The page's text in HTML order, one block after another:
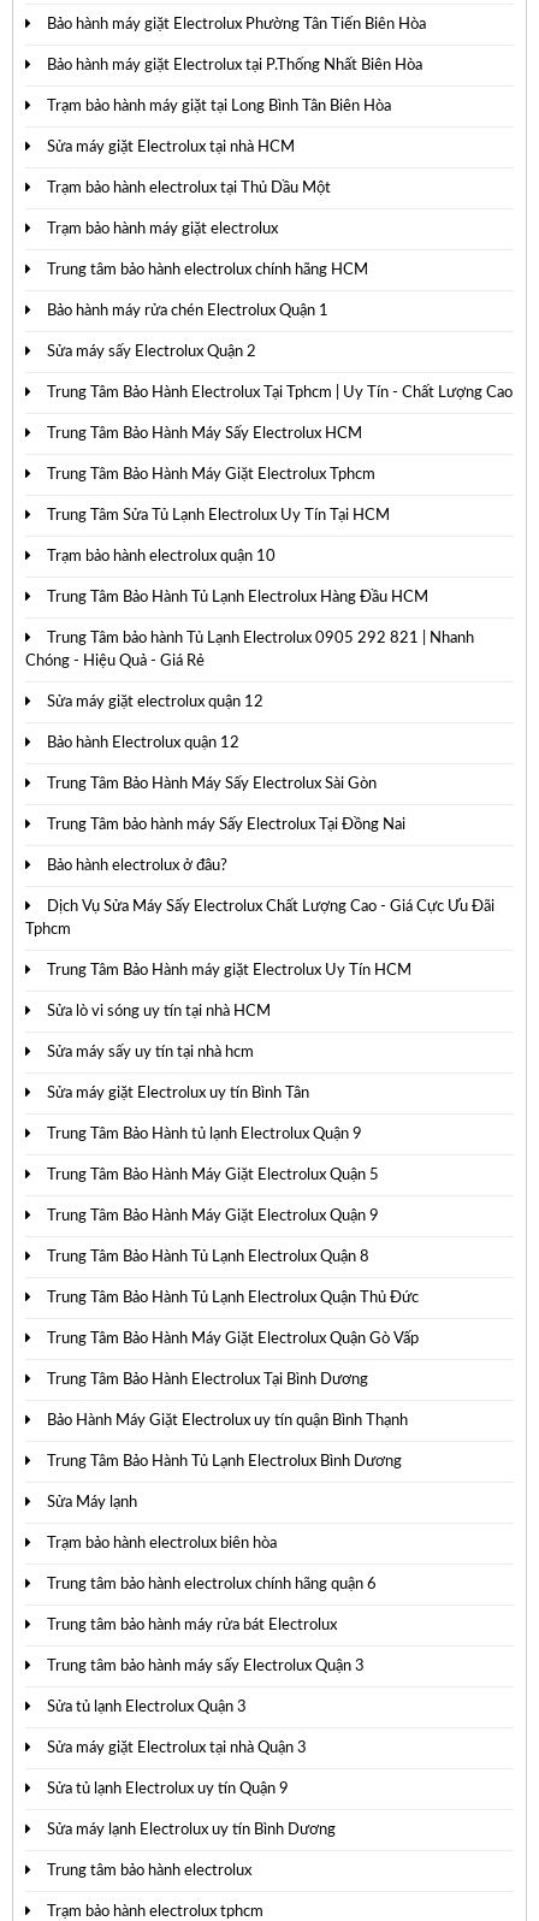
Bảo hành máy giặt Electrolux Phường Tân Tiến Biên Hòa
Bảo hành máy giặt Electrolux tại P.Thống Nhất Biên Hòa
Trạm bảo hành máy giặt tại Long Bình Tân Biên Hòa
Sửa máy giặt Electrolux tại nhà HCM
Trạm bảo hành electrolux tại Thủ Dầu Một
Trạm bảo hành máy giặt electrolux
Trung tâm bảo hành electrolux chính hãng HCM
Bảo hành máy rửa chén Electrolux Quận 1
Sửa máy sấy Electrolux Quận 2
Trung Tâm Bảo Hành Electrolux Tại Tphcm | Uy Tín - Chất Lượng Cao
Trung Tâm Bảo Hành Máy Sấy Electrolux HCM
Trung Tâm Bảo Hành Máy Giặt Electrolux Tphcm
Trung Tâm Sửa Tủ Lạnh Electrolux Uy Tín Tại HCM
Trạm bảo hành electrolux quận 10
Trung Tâm Bảo Hành Tủ Lạnh Electrolux Hàng Đầu HCM
Trung Tâm bảo hành Tủ Lạnh Electrolux 0905 292 821 | Nhanh
Chóng - Hiệu Quả - Giá Rẻ
Sửa máy giặt electrolux quận 12
Bảo hành Electrolux quận 12
Trung Tâm Bảo Hành Máy Sấy Electrolux Sài Gòn
Trung Tâm bảo hành máy Sấy Electrolux Tại Đồng Nai
Bảo hành electrolux ở đâu?
Dịch Vụ Sửa Máy Sấy Electrolux Chất Lượng Cao - Giá Cực Ưu Đãi
Tphcm
Trung Tâm Bảo Hành máy giặt Electrolux Uy Tín HCM
Sửa lò vi sóng uy tín tại nhà HCM
Sửa máy sấy uy tín tại nhà hcm
Sửa máy giặt Electrolux uy tín Bình Tân
Trung Tâm Bảo Hành tủ lạnh Electrolux Quận 9
Trung Tâm Bảo Hành Máy Giặt Electrolux Quận 5
Trung Tâm Bảo Hành Máy Giặt Electrolux Quận 9
Trung Tâm Bảo Hành Tủ Lạnh Electrolux Quận 8
Trung Tâm Bảo Hành Tủ Lạnh Electrolux Quận Thủ Đức
Trung Tâm Bảo Hành Máy Giặt Electrolux Quận Gò Vấp
Trung Tâm Bảo Hành Electrolux Tại Bình Dương
Bảo Hành Máy Giặt Electrolux uy tín quận Bình Thạnh
Trung Tâm Bảo Hành Tủ Lạnh Electrolux Bình Dương
Sửa Máy lạnh
Trạm bảo hành electrolux biên hòa
Trung tâm bảo hành electrolux chính hãng quận 6
Trung tâm bảo hành máy rửa bát Electrolux
Trung tâm bảo hành máy sấy Electrolux Quận 3
Sửa tủ lạnh Electrolux Quận 3
Sửa máy giặt Electrolux tại nhà Quận 3
Sửa tủ lạnh Electrolux uy tín Quận 9
Sửa máy lạnh Electrolux uy tín Bình Dương
Trung tâm bảo hành electrolux
Trạm bảo hành electrolux tphcm